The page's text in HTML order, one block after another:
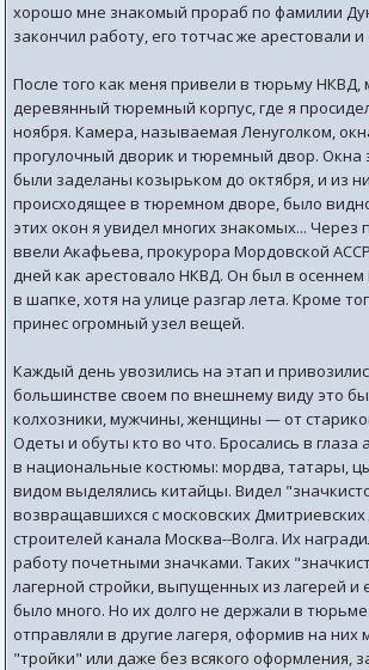
хорошо мне знакомый прораб по фамилии
закончил работу, его тотчас же арестовали и
После того как меня привели в тюрьму НКВД,
деревянный тюремный корпус, где я
ноября. Камера, называемая Ленуголком,
прогулочный дворик и тюремный двор. Окна
были заделаны козырьком до октября, и из
происходящее в тюремном дворе, было
этих окон я увидел многих знакомых... Через
ввели Акафьева, прокурора Мордовской
дней как арестовало НКВД. Он был в
в шапке, хотя на улице разгар лета. Кроме
принес огромный узел вещей.
Каждый день увозились на этап и
большинстве своем по внешнему виду это
колхозники, мужчины, женщины — от
Одеты и обуты кто во что. Бросались в глаза
в национальные костюмы: мордва, татары,
видом выделялись китайцы. Видел
возвращавшихся с московских
строителей канала Москва--Волга. Их
работу почетными значками. Таких
лагерной стройки, выпущенных из лагерей
было много. Но их долго не держали в
отправляли в другие лагеря, оформив на них
"тройки" или даже без всякого оформления,